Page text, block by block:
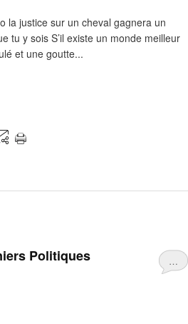
la justice sur un cheval gagnera un
tu y sois S’il existe un monde meilleur
et une goutte...
…
Politiques